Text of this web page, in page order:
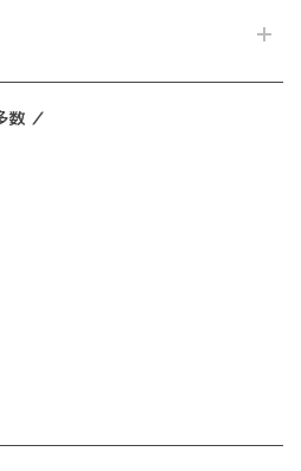
数 ／